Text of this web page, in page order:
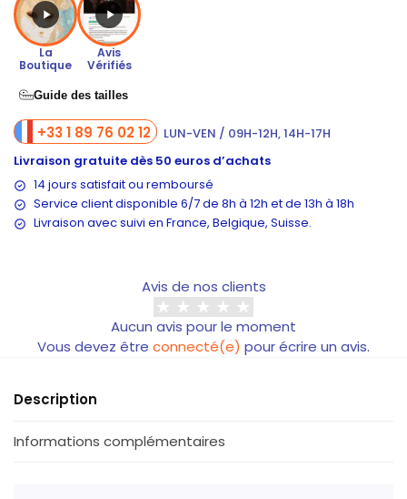
La
Boutique
Avis
Vérifiés
Guide des tailles
+33 1 89 76 02 12
LUN-VEN / 09H-12H, 14H-17H
Livraison gratuite dès 50 euros d’achats
14 jours satisfait ou remboursé
Service client disponible 6/7 de 8h à 12h et de 13h à 18h
Livraison avec suivi en France, Belgique, Suisse.
Avis de nos clients
Aucun avis pour le moment
Vous devez être connecté(e) pour écrire un avis.
Description
Informations complémentaires